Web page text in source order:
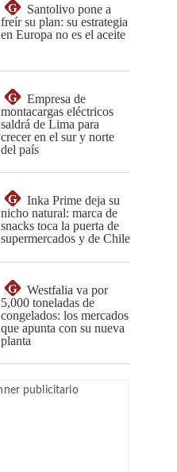
G
Santolivo pone a
freír su plan: su estrategia
en Europa no es el aceite
G
Empresa de
montacargas eléctricos
saldrá de Lima para
crecer en el sur y norte
del país
G
Inka Prime deja su
nicho natural: marca de
snacks toca la puerta de
supermercados y de Chile
G
Westfalia va por
5,000 toneladas de
congelados: los mercados
que apunta con su nueva
planta